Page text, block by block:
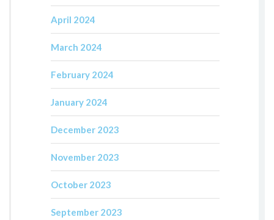
April 2024
March 2024
February 2024
January 2024
December 2023
November 2023
October 2023
September 2023